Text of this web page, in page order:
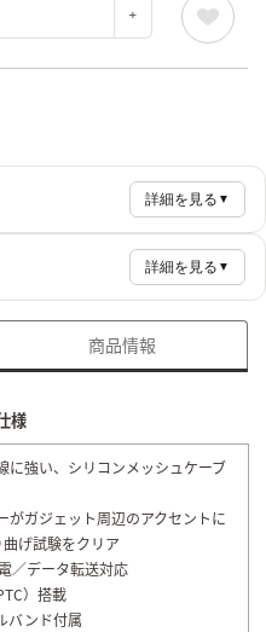
詳細を見る ▼
詳細を見る ▼
商品情報
様
に強い、シリコンメッシュケーブ
がガジェット周辺のアクセントに
げ試験をクリア
／データ転送対応
）搭載
バンド付属